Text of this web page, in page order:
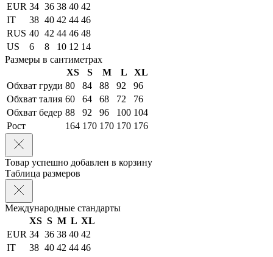
EUR 34 36 38 40 42
IT
38 40 42 44 46
RUS 40 42 44 46 48
US
6 8 10 12 14
Размеры в сантиметрах
XS
S M L
XL
Обхват груди 80 84 88 92
96
Обхват талия 60 64 68 72
76
Обхват бедер 88 92 96 100 104
Рост
164 170 170 170 176
Товар успешно добавлен в корзину
Таблица размеров
Международные стандарты
XS S M L XL
EUR 34 36 38 40 42
IT
38 40 42 44 46